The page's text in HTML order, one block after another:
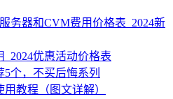
务器和CVM费用价格表_2024新
优惠活动价格表
5个，不买后悔系列
教程（图文详解）